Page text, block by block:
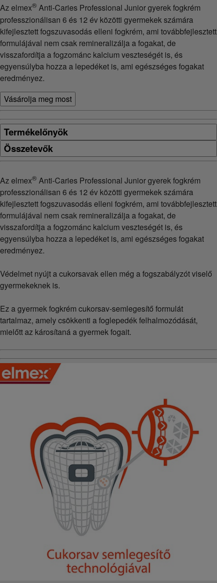
Az elmex® Anti-Caries Professional Junior gyerek fogkrém
professzionálisan 6 és 12 év közötti gyermekek számára
kifejlesztett fogszuvasodás elleni fogkrém, ami továbbfejlesztett
formulájával nem csak remineralizálja a fogakat, de
visszafordítja a fogzománc kalcium veszteségét is, és
egyensúlyba hozza a lepedéket is, ami egészséges fogakat
eredményez.
Vásárolja meg most
Termékelőnyök
Összetevők
Az elmex® Anti-Caries Professional Junior gyerek fogkrém
professzionálisan 6 és 12 év közötti gyermekek számára
kifejlesztett fogszuvasodás elleni fogkrém, ami továbbfejlesztett
formulájával nem csak remineralizálja a fogakat, de
visszafordítja a fogzománc kalcium veszteségét is, és
egyensúlyba hozza a lepedéket is, ami egészséges fogakat
eredményez.
Védelmet nyújt a cukorsavak ellen még a fogszabályzót viselő
gyermekeknek is.
Ez a gyermek fogkrém cukorsav-semlegesítő formulát
tartalmaz, amely csökkenti a foglepedék felhalmozódását,
mielőtt az károsítaná a gyermek fogait.